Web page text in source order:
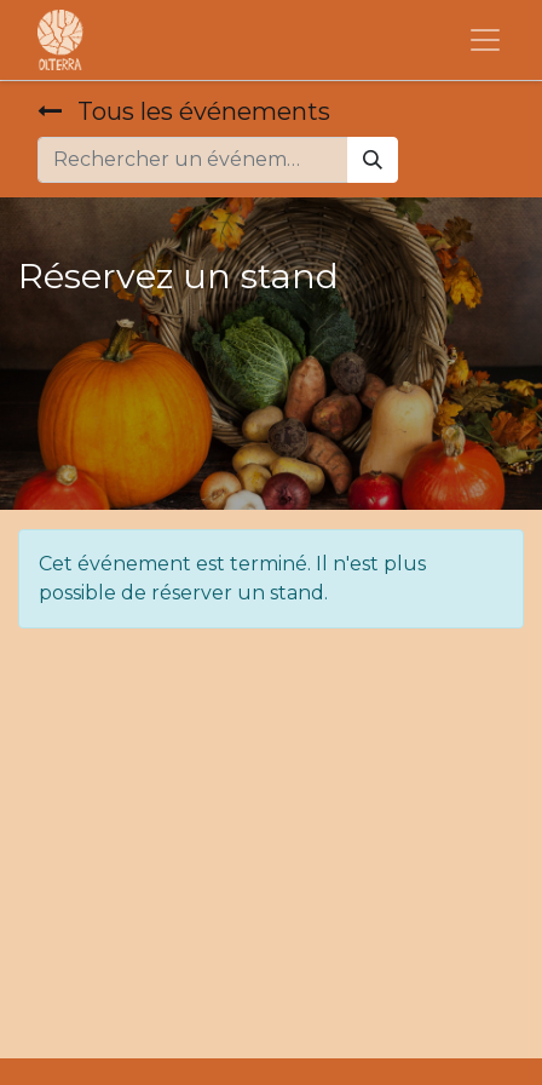
Tous les événements
Réservez un stand
Cet événement est terminé. Il n'est plus
possible de réserver un stand.